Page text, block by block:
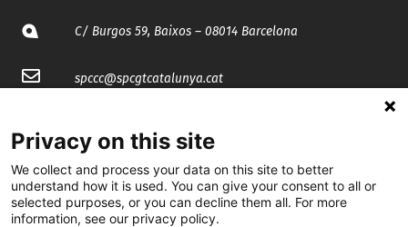
C/ Burgos 59, Baixos – 08014 Barcelona
spccc@spcgtcatalunya.cat
@CGTCatalunya
cgtcatalunya
Privacy on this site
We collect and process your data on this site to better
understand how it is used. You can give your consent to all or
selected purposes, or you can decline them all. For more
information, see our privacy policy.